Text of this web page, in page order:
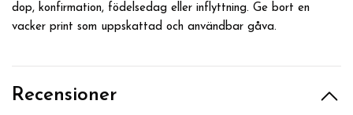
dop, konfirmation, födelsedag eller inflyttning. Ge bort en
vacker print som uppskattad och användbar gåva.
Recensioner